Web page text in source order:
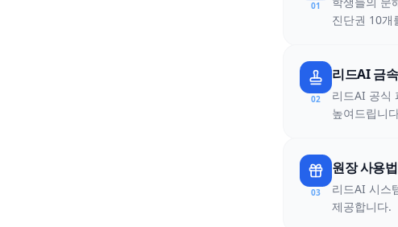
01
진단권 10개
02
리드AI 금
리드AI 공식
높여드립니
03
원장 사용
리드AI 시스
제공합니다.